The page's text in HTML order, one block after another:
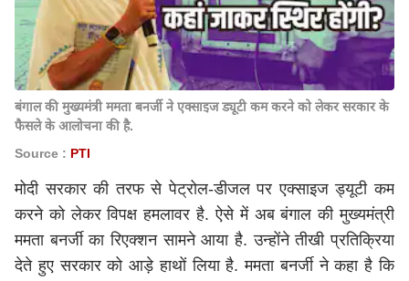
बंगाल की मुख्यमंत्री ममता बनर्जी ने एक्साइज ड्यूटी कम करने को लेकर सरकार के
फैसले के आलोचना की है.
Source : PTI
मोदी सरकार की तरफ से पेट्रोल-डीजल पर एक्साइज ड्यूटी कम
करने को लेकर विपक्ष हमलावर है. ऐसे में अब बंगाल की मुख्यमंत्री
ममता बनर्जी का रिएक्शन सामने आया है. उन्होंने तीखी प्रतिक्रिया
देते हुए सरकार को आड़े हाथों लिया है. ममता बनर्जी ने कहा है कि